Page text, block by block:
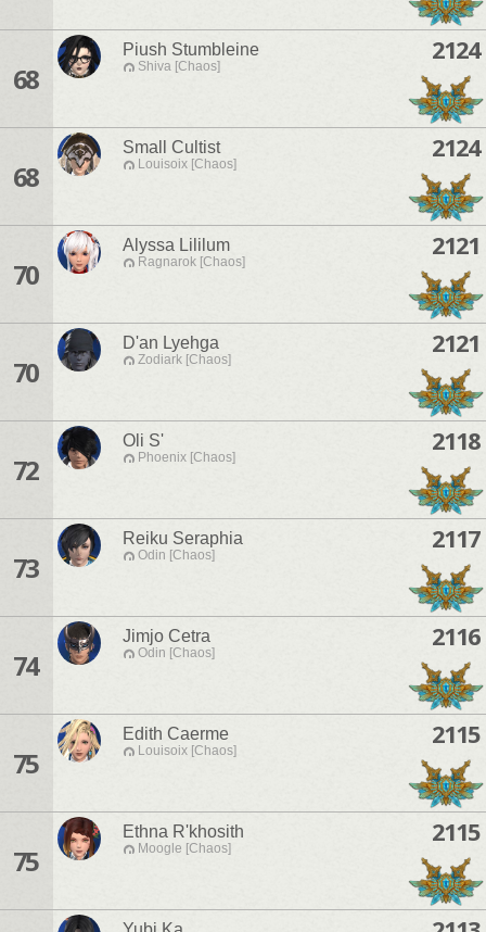
68
Piush Stumbleine
Shiva [Chaos]
2124
68
Small Cultist
Louisoix [Chaos]
2124
70
Alyssa Lililum
Ragnarok [Chaos]
2121
70
D'an Lyehga
Zodiark [Chaos]
2121
72
Oli S'
Phoenix [Chaos]
2118
73
Reiku Seraphia
Odin [Chaos]
2117
74
Jimjo Cetra
Odin [Chaos]
2116
75
Edith Caerme
Louisoix [Chaos]
2115
75
Ethna R'khosith
Moogle [Chaos]
2115